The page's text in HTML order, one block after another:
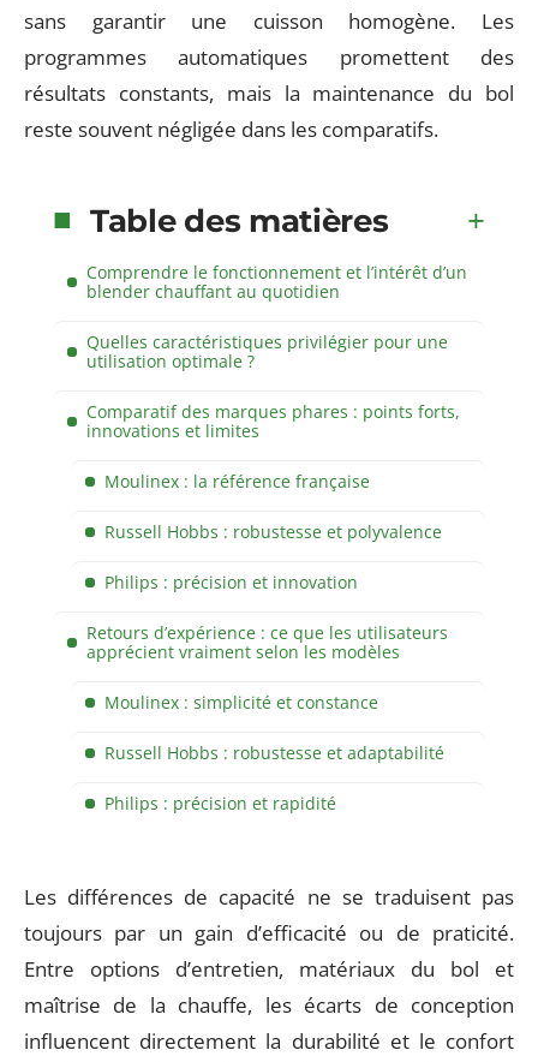
sans garantir une cuisson homogène. Les
programmes automatiques promettent des
résultats constants, mais la maintenance du bol
reste souvent négligée dans les comparatifs.
Table des matières
Comprendre le fonctionnement et l’intérêt d’un
blender chauffant au quotidien
Quelles caractéristiques privilégier pour une
utilisation optimale ?
Comparatif des marques phares : points forts,
innovations et limites
Moulinex : la référence française
Russell Hobbs : robustesse et polyvalence
Philips : précision et innovation
Retours d’expérience : ce que les utilisateurs
apprécient vraiment selon les modèles
Moulinex : simplicité et constance
Russell Hobbs : robustesse et adaptabilité
Philips : précision et rapidité
Les différences de capacité ne se traduisent pas
toujours par un gain d’efficacité ou de praticité.
Entre options d’entretien, matériaux du bol et
maîtrise de la chauffe, les écarts de conception
influencent directement la durabilité et le confort